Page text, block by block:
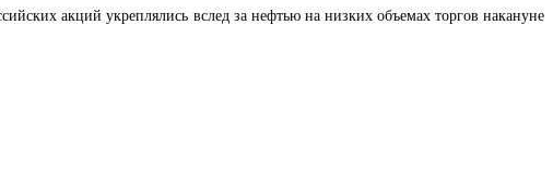
акций укреплялись вслед за нефтью на низких объемах торгов накануне